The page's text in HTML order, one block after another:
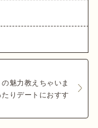
の魅力教えちゃいま
りデートにおすす